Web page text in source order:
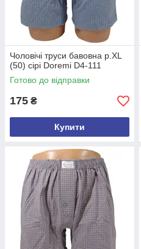
Чоловічі труси бавовна р.XL
(50) сірі Doremi D4-111
Готово до відправки
175 ₴
Купити